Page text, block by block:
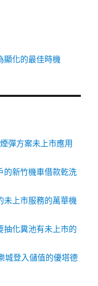
顯化的最佳時機
彈方案未上市應用
的新竹機車借款乾洗
未上市服務的萬華機
抽化糞池有未上市的
城登入儲值的優塔德